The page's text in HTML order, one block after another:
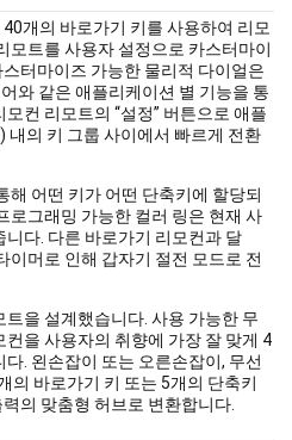
개의 바로가기 키를 사용하여 리모
모트를 사용자 설정으로 카스터마이
터마이즈 가능한 물리적 다이얼은
와 같은 애플리케이션 별 기능을 통
컨 리모트의 “설정” 버튼으로 애플
내의 키 그룹 사이에서 빠르게 전환
해 어떤 키가 어떤 단축키에 할당되
로그래밍 가능한 컬러 링은 현재 사
다. 다른 바로가기 리모컨과 달
이머로 인해 갑자기 절전 모드로 전
을 설계했습니다. 사용 가능한 무
을 사용자의 취향에 가장 잘 맞게 4
. 왼손잡이 또는 오른손잡이, 무선
의 바로가기 키 또는 5개의 단축키
의 맞춤형 허브로 변환합니다.